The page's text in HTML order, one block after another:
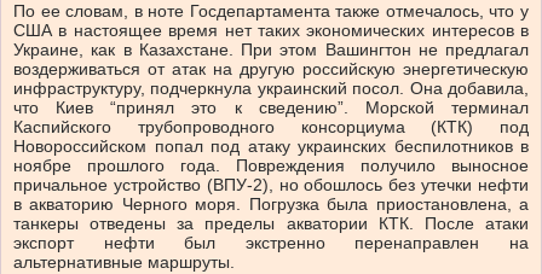
По ее словам, в ноте Госдепартамента также отмечалось, что у
США в настоящее время нет таких экономических интересов в
Украине, как в Казахстане. При этом Вашингтон не предлагал
воздерживаться от атак на другую российскую энергетическую
инфраструктуру, подчеркнула украинский посол. Она добавила,
что Киев “принял это к сведению”. Морской терминал
Каспийского трубопроводного консорциума (КТК) под
Новороссийском попал под атаку украинских беспилотников в
ноябре прошлого года. Повреждения получило выносное
причальное устройство (ВПУ-2), но обошлось без утечки нефти
в акваторию Черного моря. Погрузка была приостановлена, а
танкеры отведены за пределы акватории КТК. После атаки
экспорт нефти был экстренно перенаправлен на
альтернативные маршруты.